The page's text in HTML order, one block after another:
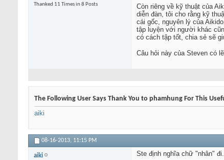
Thanked 11 Times in 8 Posts
Còn riêng về kỹ thuật của
diễn đàn, tôi cho rằng kỹ
cái gốc, nguyên lý của
tập luyện với người khác
có cách tập tốt, chia sẻ sẽ
Câu hỏi này của Steven có
The Following User Says Thank You to phamhung For This
aiki
08-16-2013, 11:15 PM
aiki
Ste định nghĩa chữ "nhân"